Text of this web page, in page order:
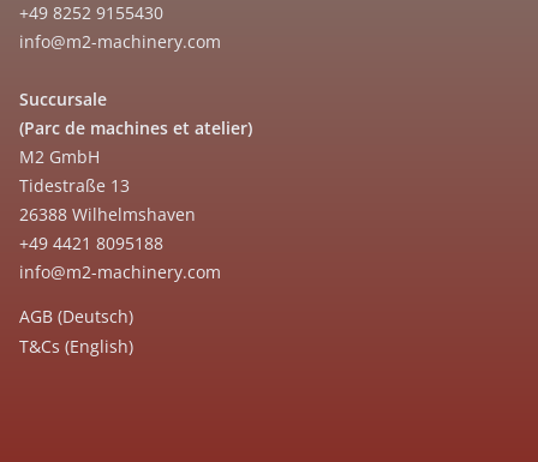
+49 8252 9155430
info@m2-machinery.com
Succursale
(Parc de machines et atelier)
M2 GmbH
Tidestraße 13
26388 Wilhelmshaven
+49 4421 8095188
info@m2-machinery.com
AGB (Deutsch)
T&Cs (English)